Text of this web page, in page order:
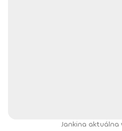
Jankina aktuálna